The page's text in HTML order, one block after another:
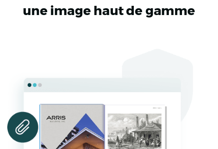
une image haut de gamme